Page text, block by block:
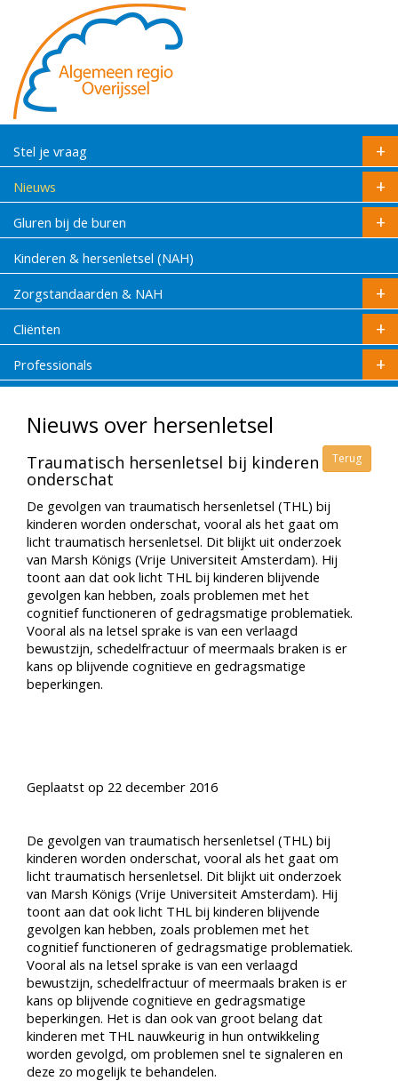
Stel je vraag
Nieuws
Gluren bij de buren
Kinderen & hersenletsel (NAH)
Zorgstandaarden & NAH
Cliënten
Professionals
Nieuws over hersenletsel
Terug
Traumatisch hersenletsel bij kinderen
onderschat
De gevolgen van traumatisch hersenletsel (THL) bij
kinderen worden onderschat, vooral als het gaat om
licht traumatisch hersenletsel. Dit blijkt uit onderzoek
van Marsh Königs (Vrije Universiteit Amsterdam). Hij
toont aan dat ook licht THL bij kinderen blijvende
gevolgen kan hebben, zoals problemen met het
cognitief functioneren of gedragsmatige problematiek.
Vooral als na letsel sprake is van een verlaagd
bewustzijn, schedelfractuur of meermaals braken is er
kans op blijvende cognitieve en gedragsmatige
beperkingen.
Geplaatst op 22 december 2016
De gevolgen van traumatisch hersenletsel (THL) bij
kinderen worden onderschat, vooral als het gaat om
licht traumatisch hersenletsel. Dit blijkt uit onderzoek
van Marsh Königs (Vrije Universiteit Amsterdam). Hij
toont aan dat ook licht THL bij kinderen blijvende
gevolgen kan hebben, zoals problemen met het
cognitief functioneren of gedragsmatige problematiek.
Vooral als na letsel sprake is van een verlaagd
bewustzijn, schedelfractuur of meermaals braken is er
kans op blijvende cognitieve en gedragsmatige
beperkingen. Het is dan ook van groot belang dat
kinderen met THL nauwkeurig in hun ontwikkeling
worden gevolgd, om problemen snel te signaleren en
deze zo mogelijk te behandelen.